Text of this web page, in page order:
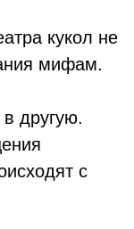
кукол не
мифам.
другую.
с